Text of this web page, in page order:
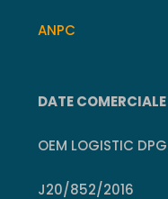
ANPC
DATE COMERCIALE
OEM LOGISTIC DPG
J20/852/2016